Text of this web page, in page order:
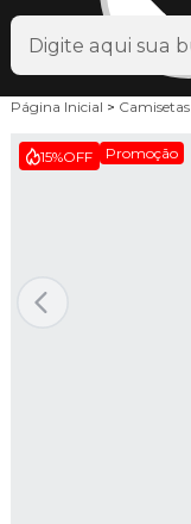
Página Inicial > Camisetas
15%OFF Promoção